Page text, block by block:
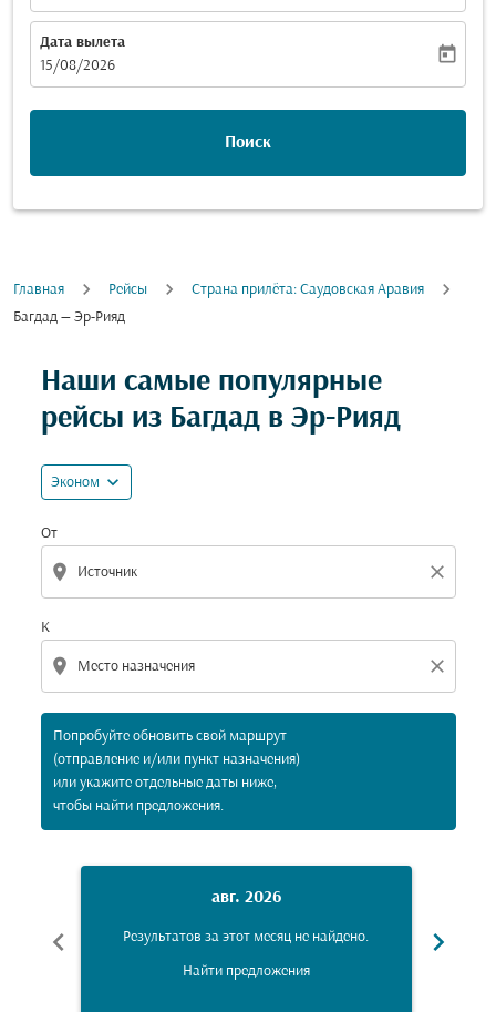
Дата вылета
fc-booking-departure-date-aria-label
15/08/2026
today
Поиск
Главная Рейсы
Cтрана прилёта: Саудовская Аравия
Багдад — Эр-Рияд
Наши самые популярные
рейсы из Багдад в Эр-Рияд
Эконом expand_more
От
location_on close
К
location_on close
Попробуйте обновить свой маршрут
(отправление и/или пункт назначения)
или укажите отдельные даты ниже,
чтобы найти предложения.
Попробуйте обновить свой маршрут
chevron_left
авг. 2026
Результатов за этот месяц не найдено.
Найти предложения
chevron_right